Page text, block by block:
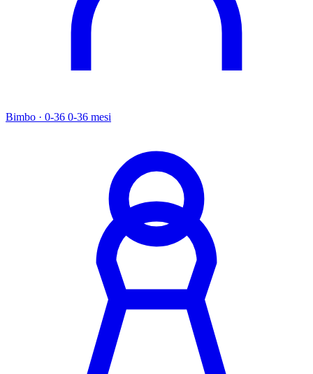
Bimbo · 0-36 0-36 mesi